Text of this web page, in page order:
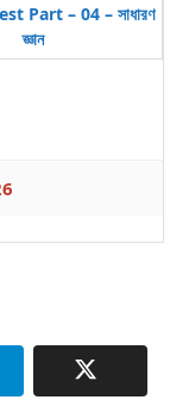
Part – 04 – সাধারণ
জ্ঞান